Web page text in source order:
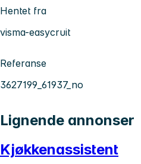
Hentet fra
visma-easycruit
Referanse
3627199_61937_no
Lignende annonser
Kjøkkenassistent